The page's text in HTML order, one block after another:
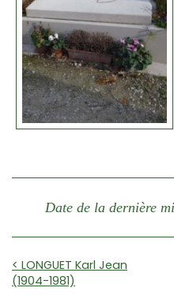
Date de la dernière
< LONGUET Karl Jean
(1904-1981)